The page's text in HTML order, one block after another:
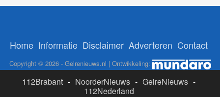
Home Informatie Disclaimer Adverteren Contact
Copyright © 2026 - Gelrenieuws.nl | Ontwikkeling:
112Brabant - NoorderNieuws - GelreNieuws -
112Nederland